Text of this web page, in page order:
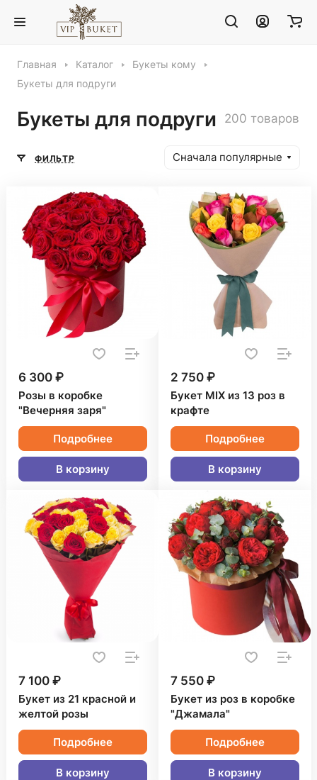
Главная Каталог
Букеты кому
Букеты для подруги
Букеты для подруги 200 товаров
ФИЛЬТР Сначала популярные
6 300 ₽
Розы в коробке
"Вечерняя заря"
Подробнее
В корзину
2 750 ₽
Букет MIX из 13 роз в
крафте
Подробнее
В корзину
7 100 ₽
Букет из 21 красной и
желтой розы
Подробнее
В корзину
7 550 ₽
Букет из роз в коробке
"Джамала"
Подробнее
В корзину